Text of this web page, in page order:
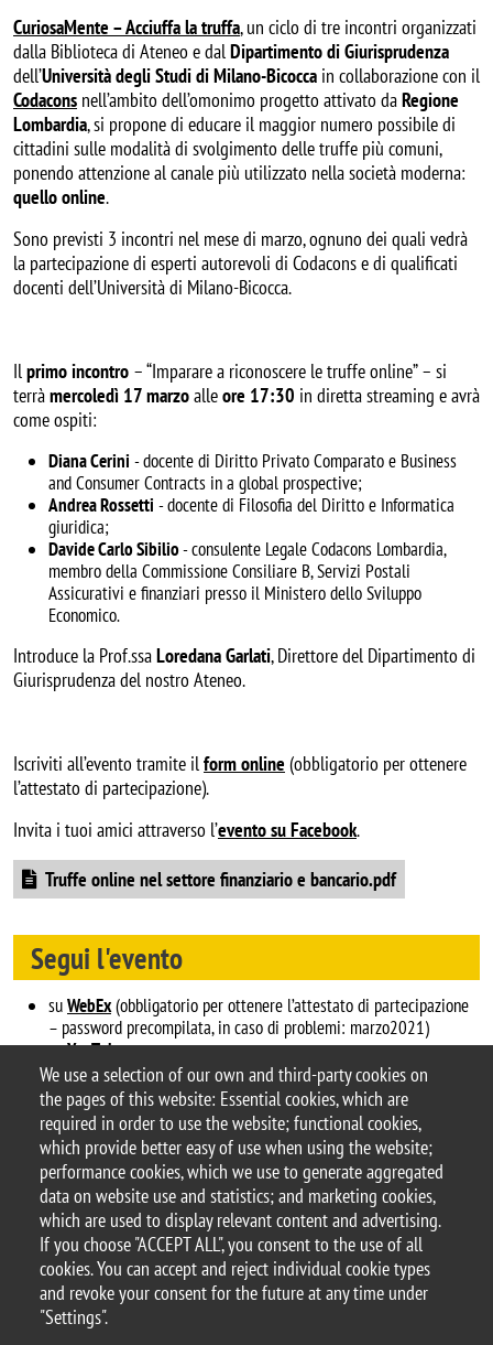
We use a selection of our own and third-party cookies on
the pages of this website: Essential cookies, which are
required in order to use the website; functional cookies,
which provide better easy of use when using the website;
performance cookies, which we use to generate aggregated
data on website use and statistics; and marketing cookies,
which are used to display relevant content and advertising.
If you choose "ACCEPT ALL", you consent to the use of all
cookies. You can accept and reject individual cookie types
and revoke your consent for the future at any time under
"Settings".
CuriosaMente – Acciuffa la truffa, un ciclo di tre incontri organizzati
dalla Biblioteca di Ateneo e dalDipartimento di Giurisprudenza
dell’Università degli Studi di Milano-Bicocca in collaborazione con il
Codacons nell’ambito dell’omonimo progetto attivato daRegione
Lombardia, si propone di educare il maggior numero possibile di
cittadini sulle modalità di svolgimento delle truffe più comuni,
ponendo attenzione al canale più utilizzato nella società moderna:
quello online.
Sono previsti 3 incontri nel mese di marzo, ognuno dei quali vedrà
la partecipazione di esperti autorevoli di Codacons e di qualificati
docenti dell’Università di Milano-Bicocca.
Ilprimo incontro – “Imparare a riconoscere le truffe online” – si
terràmercoledì 17 marzoalleore 17:30 in diretta streaming e avrà
come ospiti:
Diana Cerini - docente di Diritto Privato Comparato e Business
and Consumer Contracts in a global prospective;
Andrea Rossetti - docente di Filosofia del Diritto e Informatica
giuridica;
Davide Carlo Sibilio- consulente Legale Codacons Lombardia,
membro della Commissione Consiliare B, Servizi Postali
Assicurativi e finanziari presso il Ministero dello Sviluppo
Economico.
Introduce la Prof.ssaLoredana Garlati, Direttore del Dipartimento di
Giurisprudenza del nostro Ateneo.
Iscriviti all’evento tramite ilform online (obbligatorio per ottenere
l’attestato di partecipazione).
Invita i tuoi amici attraverso l’evento su Facebook.
Document
Truffe online nel settore finanziario e bancario.pdf
Segui l'evento
suWebEx(obbligatorio per ottenere l’attestato di partecipazione
– password precompilata, in caso di problemi: marzo2021)
suYouTube
suFacebook
Argomento
CuriosaMente
© 2025 University of Milano-Bicocca
Piazza dell'Ateneo Nuovo, 1 - 20126, Milan
PEC address: ateneo.bicocca@pec.unimib.it